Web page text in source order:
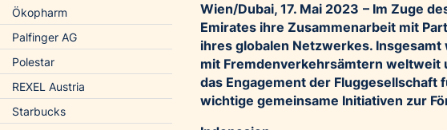
Ökopharm
Palfinger AG
Polestar
REXEL Austria
Starbucks
Wien/Dubai, 17. Mai 2023 – Im Zuge
Emirates ihre Zusammenarbeit mit
ihres globalen Netzwerkes.
mit Fremdenverkehrsämtern weltweit
das Engagement der
wichtige gemeinsame Initiativen zur